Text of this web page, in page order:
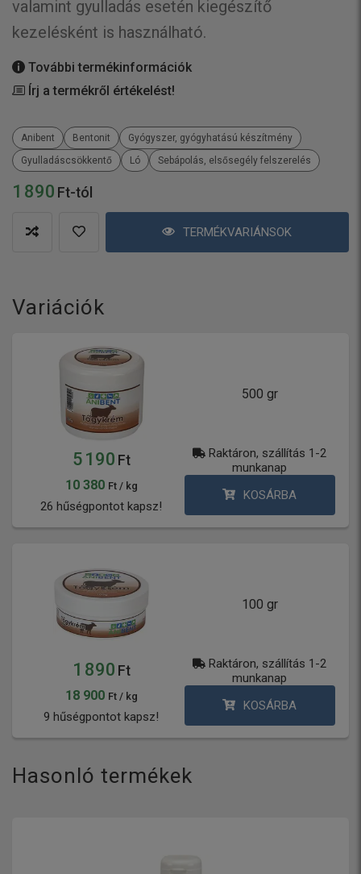
1 890 Ft-tól
TERMÉKVARIÁNSOK
valamint gyulladás esetén kiegészítő
kezelésként is használható.
További termékinformációk
Írj a termékről értékelést!
Anibent Bentonit
Gyógyszer, gyógyhatású készítmény
Gyulladáscsökkentő
Ló Sebápolás, elsősegély felszerelés
Variációk
500 gr
5 190 Ft
10 380 Ft / kg
26 hűségpontot kapsz!
Raktáron, szállítás 1-2
munkanap
KOSÁRBA
100 gr
1 890 Ft
18 900 Ft / kg
9 hűségpontot kapsz!
Raktáron, szállítás 1-2
munkanap
KOSÁRBA
Hasonló termékek